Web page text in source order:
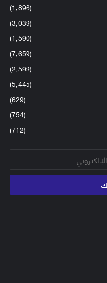
(1٬896)
(3٬039)
(1٬590)
(7٬659)
(2٬599)
(5٬445)
(629)
(754)
(712)